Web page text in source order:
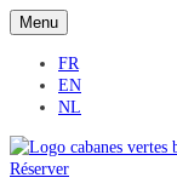
Menu
FR
EN
NL
Réserver